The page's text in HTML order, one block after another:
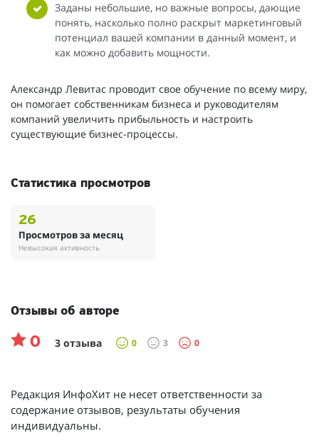
Заданы небольшие, но важные вопросы, дающие
понять, насколько полно раскрыт маркетинговый
потенциал вашей компании в данный момент, и
как можно добавить мощности.
Александр Левитас проводит свое обучение по всему миру,
он помогает собственникам бизнеса и руководителям
компаний увеличить прибыльность и настроить
существующие бизнес-процессы.
Статистика просмотров
26
Просмотров за месяц
Невысокая активность
Отзывы об авторе
0 3 отзыва 0 3 0
Редакция ИнфоХит не несет ответственности за
содержание отзывов, результаты обучения
индивидуальны.